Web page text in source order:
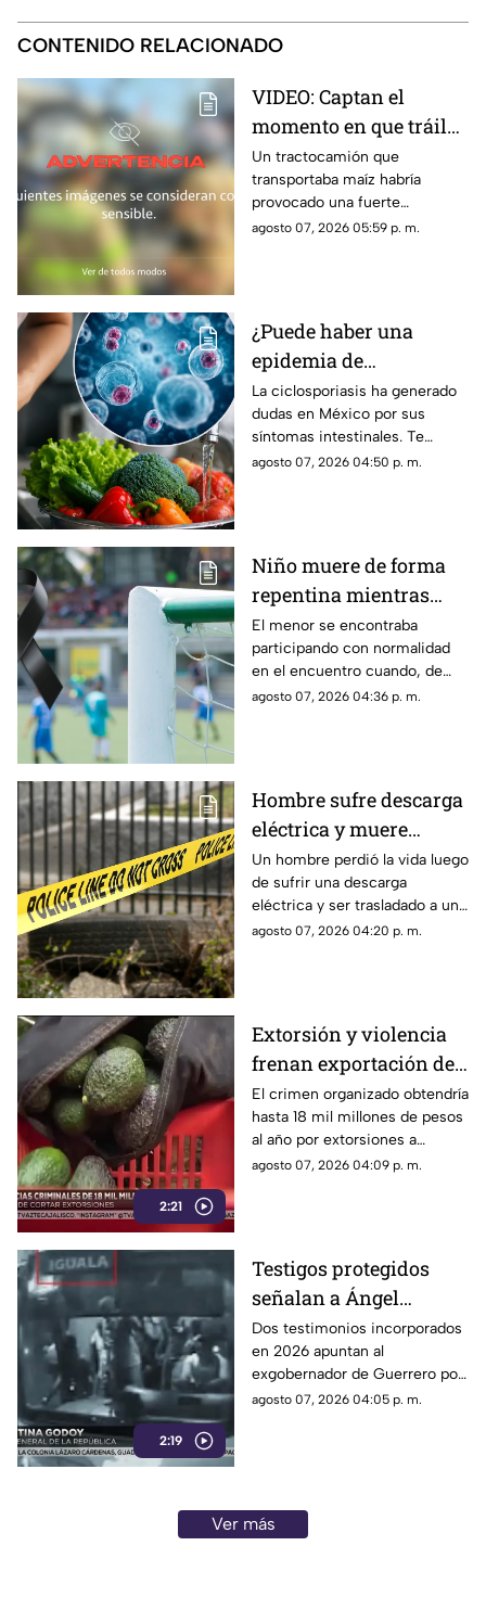
CONTENIDO RELACIONADO
VIDEO: Captan el
momento en que tráiler
provoca brutal
carambola en avenida
Siglo XXI
Un tractocamión que
transportaba maíz habría
provocado una fuerte
carambola en avenida Siglo
agosto 07, 2026 05:59 p. m.
¿Puede haber una
epidemia de
ciclosporiasis en
México? Esto se sabe
sobre el riesgo de
contagio
La ciclosporiasis ha generado
dudas en México por sus
síntomas intestinales. Te
explicamos cómo se contagia,
agosto 07, 2026 04:50 p. m.
Niño muere de forma
repentina mientras
jugaba futbol
El menor se encontraba
participando con normalidad
en el encuentro cuando, de
manera repentina, cayó al
agosto 07, 2026 04:36 p. m.
Hombre sufre descarga
eléctrica y muere
cuando buscaba ayuda
en una farmacia
Un hombre perdió la vida luego
de sufrir una descarga
eléctrica y ser trasladado a una
farmacia de la colonia
agosto 07, 2026 04:20 p. m.
2:21
Extorsión y violencia
frenan exportación de
aguacate en
Michoacán; hay miles
de toneladas varadas
El crimen organizado obtendría
hasta 18 mil millones de pesos
al año por extorsiones a
productores, mientras miles
agosto 07, 2026 04:09 p. m.
2:19
Testigos protegidos
señalan a Ángel
Aguirre por
desaparición de videos
del caso Ayotzinapa
Dos testimonios incorporados
en 2026 apuntan al
exgobernador de Guerrero por
presuntamente ordenar la
agosto 07, 2026 04:05 p. m.
Ver más